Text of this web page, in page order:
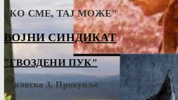
"КО СМЕ, ТАJ МОЖЕ"
ВОЈНИ СИНДИКАТ
"ГВОЗДЕНИ ПУК"
Таковска 3, Прокупље